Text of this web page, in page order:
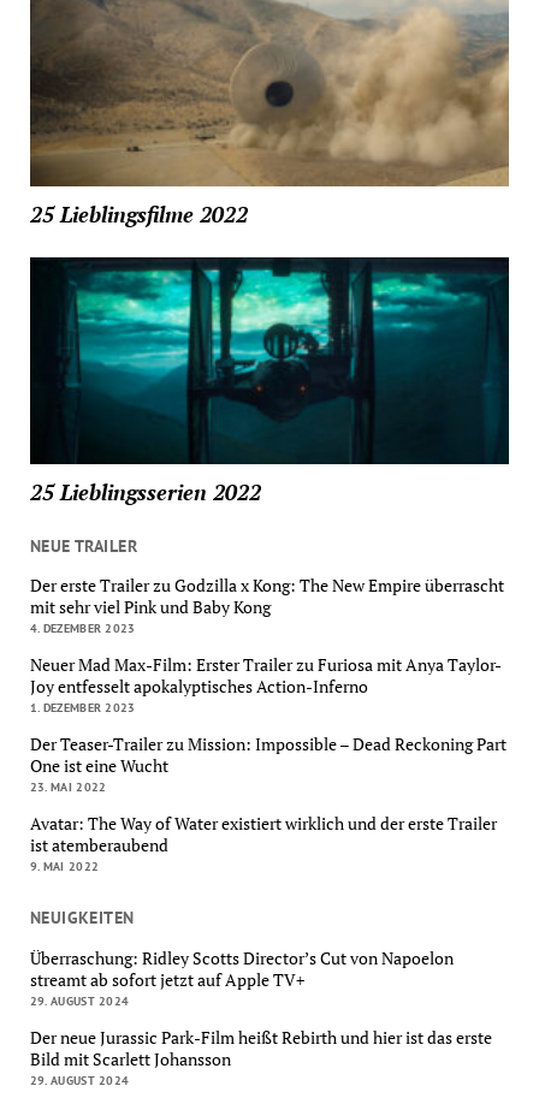
25 Lieblingsfilme 2022
25 Lieblingsserien 2022
NEUE TRAILER
Der erste Trailer zu Godzilla x Kong: The New Empire überrascht
mit sehr viel Pink und Baby Kong
4. DEZEMBER 2023
Neuer Mad Max-Film: Erster Trailer zu Furiosa mit Anya Taylor-
Joy entfesselt apokalyptisches Action-Inferno
1. DEZEMBER 2023
Der Teaser-Trailer zu Mission: Impossible – Dead Reckoning Part
One ist eine Wucht
23. MAI 2022
Avatar: The Way of Water existiert wirklich und der erste Trailer
ist atemberaubend
9. MAI 2022
NEUIGKEITEN
Überraschung: Ridley Scotts Director’s Cut von Napoelon
streamt ab sofort jetzt auf Apple TV+
29. AUGUST 2024
Der neue Jurassic Park-Film heißt Rebirth und hier ist das erste
Bild mit Scarlett Johansson
29. AUGUST 2024